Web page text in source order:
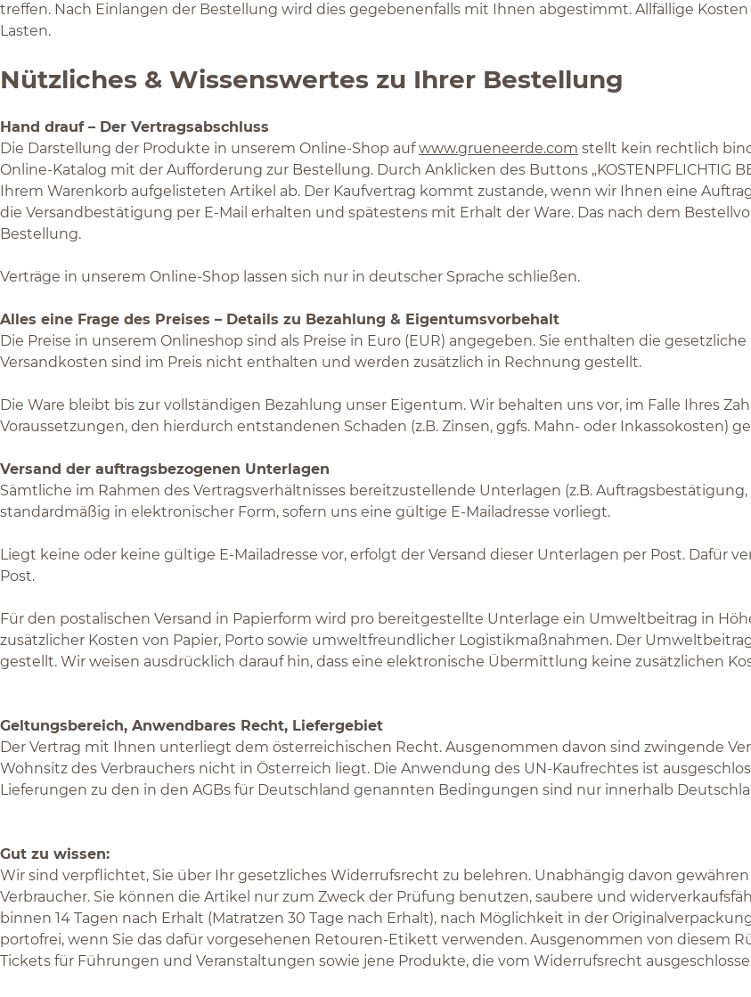
treffen. Nach Einlangen der Bestellung wird dies gegebenenfalls mit Ihnen abgestimmt. Allfällige
Lasten.
Nützliches & Wissenswertes zu Ihrer Bestellung
Hand drauf – Der Vertragsabschluss
Die Darstellung der Produkte in unserem Online-Shop aufwww.grueneerde.com stellt kein rechtlich
Online-Katalog mit der Aufforderung zur Bestellung. Durch Anklicken des Buttons „KOSTENPFLICHTIG
Ihrem Warenkorb aufgelisteten Artikel ab. Der Kaufvertrag kommt zustande, wenn wir Ihnen eine
die Versandbestätigung per E-Mail erhalten und spätestens mit Erhalt der Ware. Das nach dem
Bestellung.
Verträge in unserem Online-Shop lassen sich nur in deutscher Sprache schließen.
Alles eine Frage des Preises – Details zu Bezahlung & Eigentumsvorbehalt
Die Preise in unserem Onlineshop sind als Preise in Euro (EUR) angegeben. Sie enthalten die
Versandkosten sind im Preis nicht enthalten und werden zusätzlich in Rechnung gestellt.
Die Ware bleibt bis zur vollständigen Bezahlung unser Eigentum. Wir behalten uns vor, im Falle Ihres
Voraussetzungen, den hierdurch entstandenen Schaden (z.B. Zinsen, ggfs. Mahn- oder Inkassokosten)
Versand der auftragsbezogenen Unterlagen
Sämtliche im Rahmen des Vertragsverhältnisses bereitzustellende Unterlagen (z.B.
standardmäßig in elektronischer Form, sofern uns eine gültige E-Mailadresse vorliegt.
Liegt keine oder keine gültige E-Mailadresse vor, erfolgt der Versand dieser Unterlagen per Post. Dafür
Post.
Für den postalischen Versand in Papierform wird pro bereitgestellte Unterlage ein Umweltbeitrag in
zusätzlicher Kosten von Papier, Porto sowie umweltfreundlicher Logistikmaßnahmen. Der
gestellt. Wir weisen ausdrücklich darauf hin, dass eine elektronische Übermittlung keine zusätzlichen
Geltungsbereich, Anwendbares Recht, Liefergebiet
Der Vertrag mit Ihnen unterliegt dem österreichischen Recht. Ausgenommen davon sind zwingende
Wohnsitz des Verbrauchers nicht in Österreich liegt. Die Anwendung des UN-Kaufrechtes ist
Lieferungen zu den in den AGBs für Deutschland genannten Bedingungen sind nur innerhalb
Gut zu wissen:
Wir sind verpflichtet, Sie über Ihr gesetzliches Widerrufsrecht zu belehren. Unabhängig davon
Verbraucher. Sie können die Artikel nur zum Zweck der Prüfung benutzen, saubere und
binnen 14 Tagen nach Erhalt (Matratzen 30 Tage nach Erhalt), nach Möglichkeit in der
portofrei, wenn Sie das dafür vorgesehenen Retouren-Etikett verwenden. Ausgenommen von diesem
Tickets für Führungen und Veranstaltungen sowie jene Produkte, die vom Widerrufsrecht